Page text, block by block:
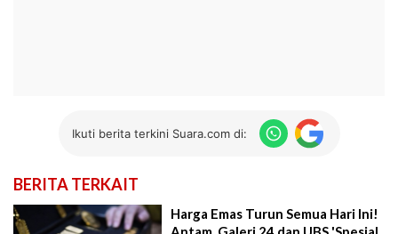
Ikuti berita terkini Suara.com di:
BERITA TERKAIT
Harga Emas Turun Semua Hari Ini!